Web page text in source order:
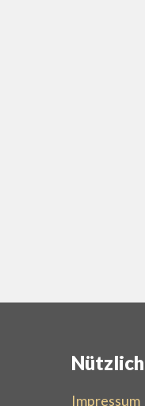
Impressum